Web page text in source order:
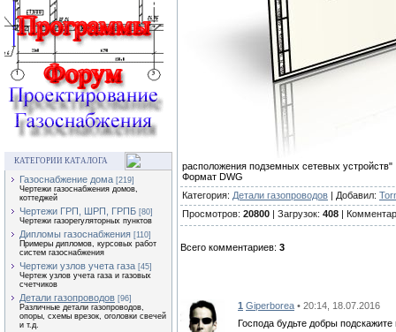
КАТЕГОРИИ КАТАЛОГА
Газоснабжение дома [219]
Чертежи газоснабжения домов,
коттеджей
Чертежи ГРП, ШРП, ГРПБ [80]
Чертежи газорегуляторных пунктов
Дипломы газоснабжения [110]
Примеры дипломов, курсовых работ
систем газоснабжения
Чертежи узлов учета газа [45]
Чертеж узлов учета газа и газовых
счетчиков
Детали газопроводов [96]
Различные детали газопроводов,
опоры, схемы врезок, оголовки свечей
и т.д.
расположения подземных сетевых устройств"
Формат DWG
Категория: Детали газопроводов | Добавил:
Просмотров: 20800 | Загрузок: 408 |
Всего комментариев: 3
1 Giperborea • 20:14, 18.07.2016
Господа будьте добры